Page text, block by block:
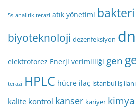
5s analitik terazi atık yönetimi bakteri
biyoteknoloji dezenfeksiyon
elektroforez Enerji verimliliği gen
terazi HPLC hücre ilaç istanbul iş ilanı
kalite kontrol kanser kariyer kimya